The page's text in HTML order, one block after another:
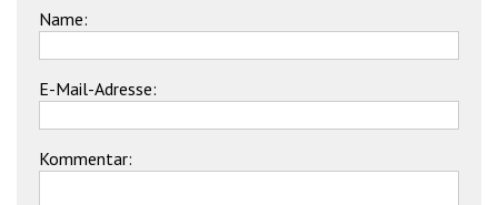
Name:
E-Mail-Adresse:
Kommentar: